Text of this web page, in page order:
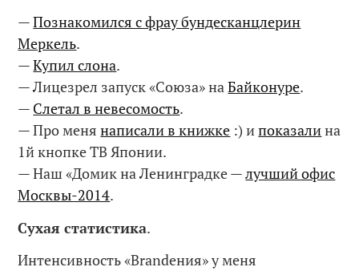
—Познакомился с фрау бундесканцлерин
Меркель.
—Купил слона.
— Лицезрел запуск «Союза» наБайконуре.
— Слетал в невесомость.
— Про менянаписали в книжке :) ипоказалина
1й кнопке ТВ Японии.
— Наш «Домик на Ленинградке —лучший офис
Москвы-2014.
Сухая статистика.
Интенсивность «Brandения» у меня